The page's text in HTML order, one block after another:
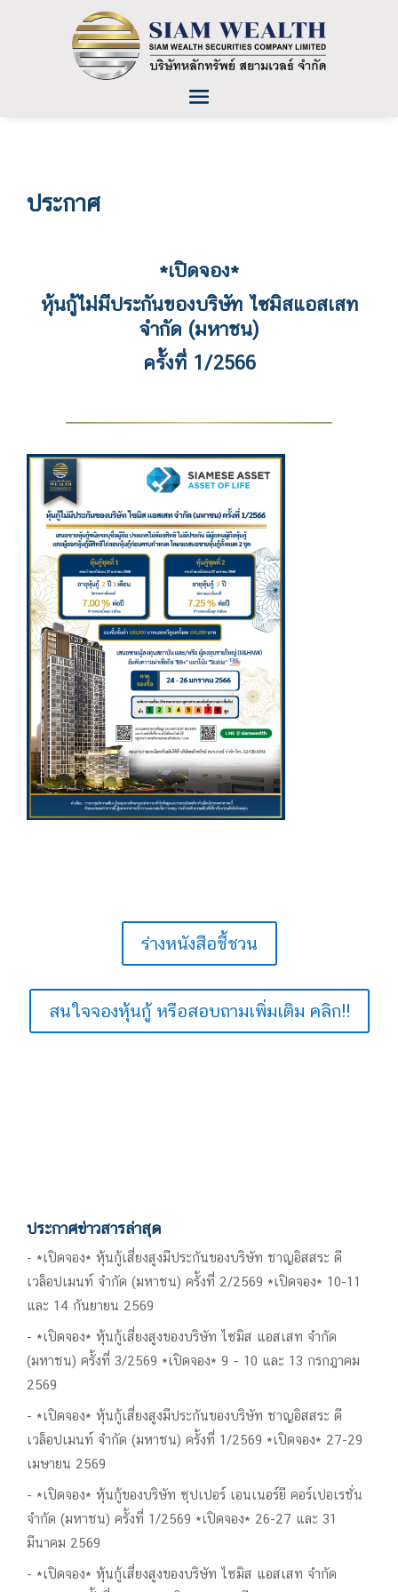
ประกาศ
*เปิดจอง*
หุ้นกู้ไม่มีประกันของบริษัท ไซมิสแอสเสท
จำกัด (มหาชน)
ครั้งที่ 1/2566
ร่างหนังสือชี้ชวน
สนใจจองหุ้นกู้ หรือสอบถามเพิ่มเติม คลิก!!
ประกาศข่าวสารล่าสุด
*เปิดจอง* หุ้นกู้เสี่ยงสูงมีประกันของบริษัท ชาญอิสสระ ดี
เวล็อปเมนท์ จำกัด (มหาชน) ครั้งที่ 2/2569 *เปิดจอง* 10-11
และ 14 กันยายน 2569
*เปิดจอง* หุ้นกู้เสี่ยงสูงของบริษัท ไซมิส แอสเสท จำกัด
(มหาชน) ครั้งที่ 3/2569 *เปิดจอง* 9 – 10 และ 13 กรกฎาคม
2569
*เปิดจอง* หุ้นกู้เสี่ยงสูงมีประกันของบริษัท ชาญอิสสระ ดี
เวล็อปเมนท์ จำกัด (มหาชน) ครั้งที่ 1/2569 *เปิดจอง* 27-29
เมษายน 2569
*เปิดจอง* หุ้นกู้ของบริษัท ซุปเปอร์ เอนเนอร์ยี คอร์เปอเรชั่น
จำกัด (มหาชน) ครั้งที่ 1/2569 *เปิดจอง* 26-27 และ 31
มีนาคม 2569
*เปิดจอง* หุ้นกู้เสี่ยงสูงของบริษัท ไซมิส แอสเสท จำกัด